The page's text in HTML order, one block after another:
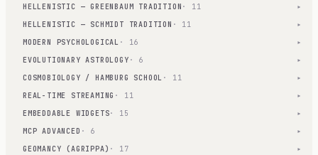
HELLENISTIC — GREENBAUM TRADITION · 11 ▾
HELLENISTIC — SCHMIDT TRADITION · 11 ▾
MODERN PSYCHOLOGICAL · 16 ▾
EVOLUTIONARY ASTROLOGY · 6 ▾
COSMOBIOLOGY / HAMBURG SCHOOL · 11 ▾
REAL-TIME STREAMING · 11 ▾
EMBEDDABLE WIDGETS· 15 ▾
MCP ADVANCED · 6 ▾
GEOMANCY (AGRIPPA) · 17 ▾